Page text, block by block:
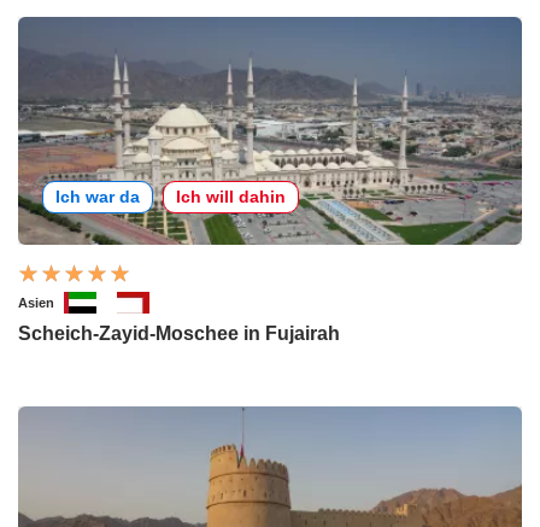
Ich war da Ich will dahin
Asien
Scheich-Zayid-Moschee in Fujairah